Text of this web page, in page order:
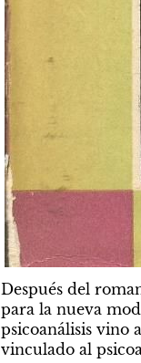
Después del
para la nueva
psicoanálisis vino
vinculado al